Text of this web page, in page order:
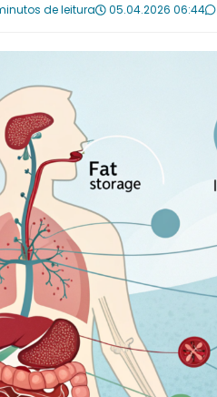
de leitura 05.04.2026 06:44